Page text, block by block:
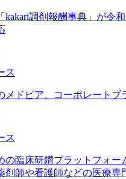
kakari調剤報酬事典」が令
ス
メドピア、コーポレートブ
ス
の臨床研鑽プラットフォー
剤師や看護師などの医療専